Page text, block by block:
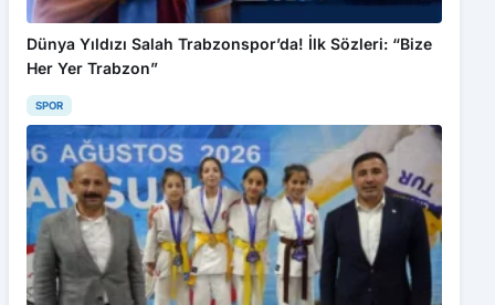
Dünya Yıldızı Salah Trabzonspor’da! İlk Sözleri: “Bize
Her Yer Trabzon”
SPOR